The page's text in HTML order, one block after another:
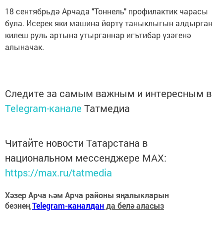
18 сентябрьдә Арчада "Тоннель" профилактик чарасы
була. Исерек яки машина йөртү таныклыгын алдырган
килеш руль артына утырганнар игътибар үзәгенә
алыначак.
Следите за самым важным и интересным в
Telegram-канале Татмедиа
Читайте новости Татарстана в
национальном мессенджере MАХ:
https://max.ru/tatmedia
Хәзер Арча һәм Арча районы яңалыкларын
безнеңTelegram-каналданда белә аласыз